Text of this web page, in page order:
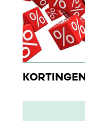
KORTINGEN